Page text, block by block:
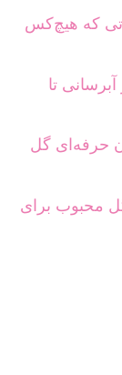
که هیچ‌کس
تا
حرفه‌ای گل
انتخاب گل عروس؛ معرفی 11 گل محبوب برای